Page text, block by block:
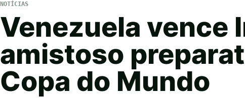
NOTÍCIAS
Venezuela vence
amistoso
Copa do Mundo